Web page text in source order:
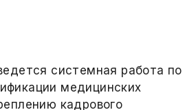
системная работа по
медицинских
кадрового